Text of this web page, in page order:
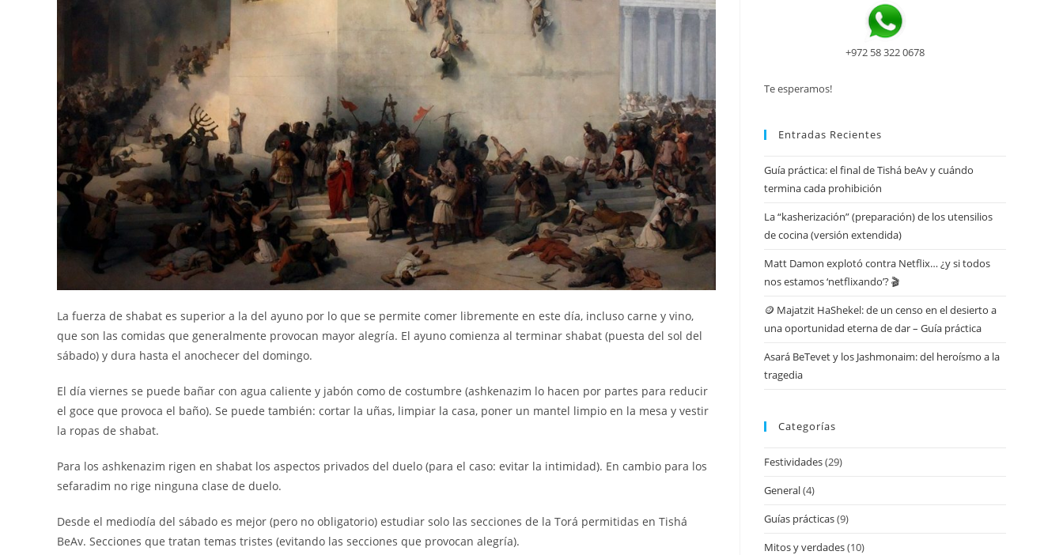
La fuerza de shabat es superior a la del ayuno por lo que se permite comer libremente en este día, incluso carne y vino,
que son las comidas que generalmente provocan mayor alegría. El ayuno comienza al terminar shabat (puesta del sol del
sábado) y dura hasta el anochecer del domingo.
El día viernes se puede bañar con agua caliente y jabón como de costumbre (ashkenazim lo hacen por partes para reducir
el goce que provoca el baño). Se puede también: cortar la uñas, limpiar la casa, poner un mantel limpio en la mesa y vestir
la ropas de shabat.
Para los ashkenazim rigen en shabat los aspectos privados del duelo (para el caso: evitar la intimidad). En cambio para los
sefaradim no rige ninguna clase de duelo.
Desde el mediodía del sábado es mejor (pero no obligatorio) estudiar solo las secciones de la Torá permitidas en Tishá
BeAv. Secciones que tratan temas tristes (evitando las secciones que provocan alegría).
+972 58 322 0678
Te esperamos!
Entradas Recientes
Guía práctica: el final de Tishá beAv y cuándo
termina cada prohibición
La “kasherización” (preparación) de los utensilios
de cocina (versión extendida)
Matt Damon explotó contra Netflix… ¿y si todos
nos estamos ‘netflixando’? 🎬
🪙 Majatzit HaShekel: de un censo en el desierto a
una oportunidad eterna de dar – Guía práctica
Asará BeTevet y los Jashmonaim: del heroísmo a la
tragedia
Categorías
Festividades(29)
General(4)
Guías prácticas(9)
Mitos y verdades(10)